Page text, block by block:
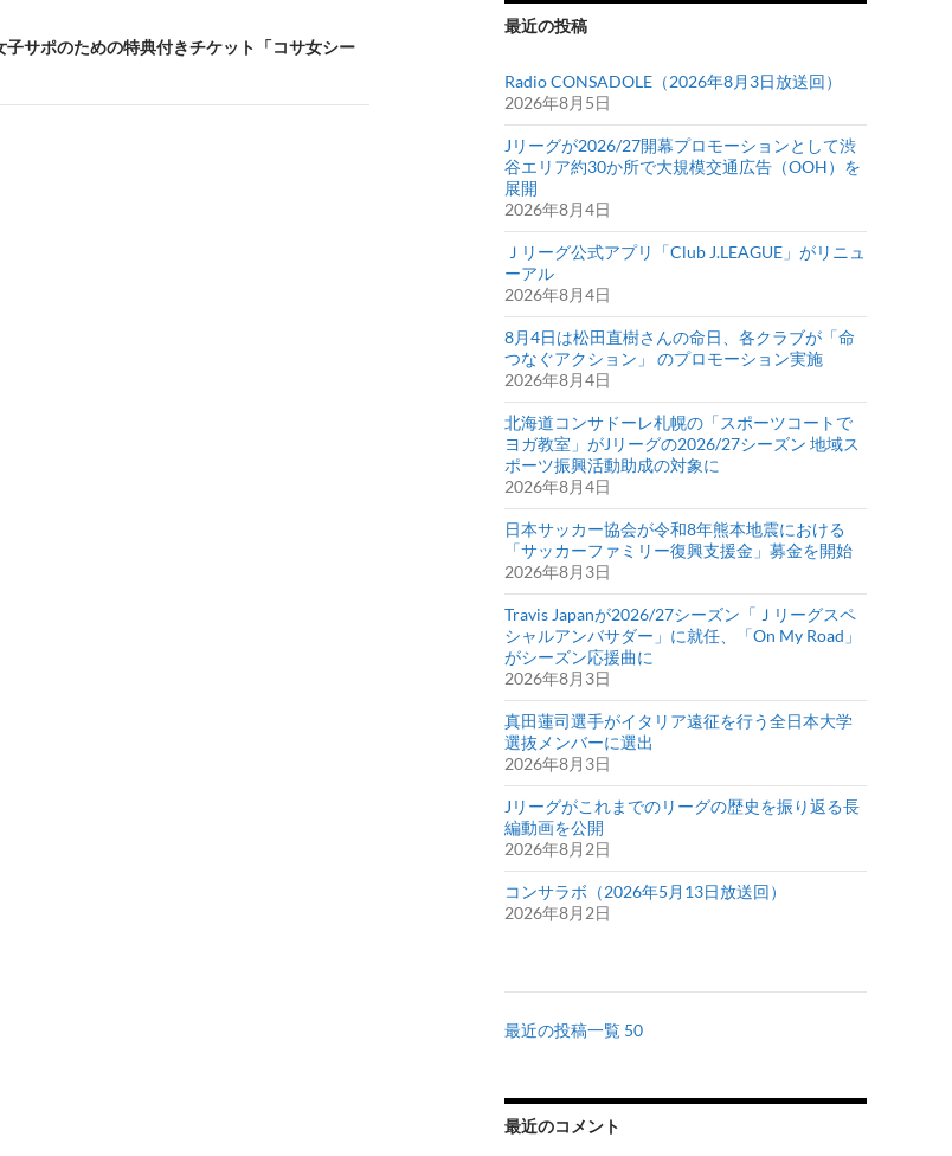
子サポのための特典付きチケット「コサ女シー
最近の投稿
Radio CONSADOLE（2026年8月3日放送回）
2026年8月5日
Jリーグが2026/27開幕プロモーションとして渋
谷エリア約30か所で大規模交通広告（OOH）を
展開
2026年8月4日
Ｊリーグ公式アプリ「Club J.LEAGUE」がリニュ
ーアル
2026年8月4日
8月4日は松田直樹さんの命日、各クラブが「命
つなぐアクション」 のプロモーション実施
2026年8月4日
北海道コンサドーレ札幌の「スポーツコートで
ヨガ教室」がJリーグの2026/27シーズン 地域ス
ポーツ振興活動助成の対象に
2026年8月4日
日本サッカー協会が令和8年熊本地震における
「サッカーファミリー復興支援金」募金を開始
2026年8月3日
Travis Japanが2026/27シーズン「Ｊリーグスペ
シャルアンバサダー」に就任、「On My Road」
がシーズン応援曲に
2026年8月3日
真田蓮司選手がイタリア遠征を行う全日本大学
選抜メンバーに選出
2026年8月3日
Jリーグがこれまでのリーグの歴史を振り返る長
編動画を公開
2026年8月2日
コンサラボ（2026年5月13日放送回）
2026年8月2日
最近の投稿一覧 50
最近のコメント